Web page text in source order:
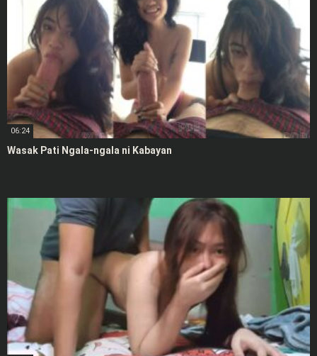
06:24
Wasak Pati Ngala-ngala ni Kabayan